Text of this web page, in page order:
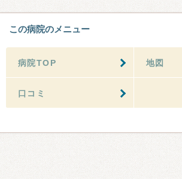
この病院のメニュー
病院TOP 地図
口コミ